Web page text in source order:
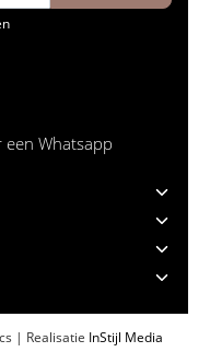
een Whatsapp
| Realisatie InStijl Media